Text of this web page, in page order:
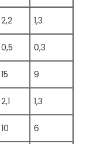
2,2 1,3
0,5 0,3
15 9
2,1 1,3
10 6